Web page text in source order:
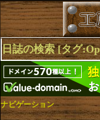
ナビゲーション